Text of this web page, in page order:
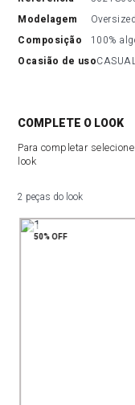
modelagem
Oversized
composição
100%
ocasião de uso
COMPLETE O LOOK
Para completar
look
2 peças do look
50%OFF